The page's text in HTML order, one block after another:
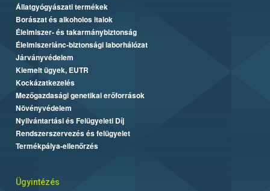
Állatgyógyászati termékek
Borászat és alkoholos italok
Élelmiszer- és takarmánybiztonság
Élelmiszerlánc-biztonsági laborhálózat
Járványvédelem
Kiemelt ügyek, EUTR
Kockázatkezelés
Mezőgazdasági genetikai erőforrások
Növényvédelem
Nyilvántartási és Felügyeleti Díj
Rendszerszervezés és felügyelet
Termékpálya-ellenőrzés
Ügyintézés